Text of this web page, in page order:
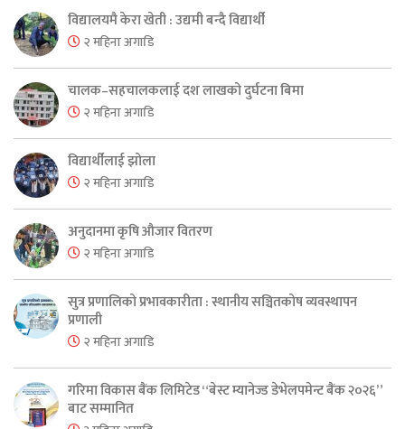
विद्यालयमै केरा खेती : उद्यमी बन्दै विद्यार्थी
२ महिना अगाडि
चालक–सहचालकलाई दश लाखको दुर्घटना बिमा
२ महिना अगाडि
विद्यार्थीलाई झोला
२ महिना अगाडि
अनुदानमा कृषि औजार वितरण
२ महिना अगाडि
सुत्र प्रणालिको प्रभावकारीता : स्थानीय सञ्चितकोष व्यवस्थापन
प्रणाली
२ महिना अगाडि
गरिमा विकास बैंक लिमिटेड “बेस्ट म्यानेज्ड डेभेलपमेन्ट बैंक २०२६”
बाट सम्मानित